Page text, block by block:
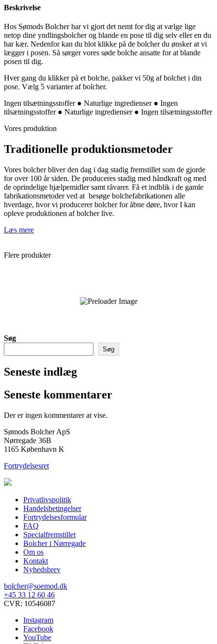
Beskrivelse
Hos Sømods Bolcher har vi gjort det nemt for dig at vælge lige
netop dine yndlingsbolcher og blande en pose til dig selv eller en du
har kær. Nedenfor kan du blot klikke på de bolcher du ønsker at vi
lægger i posen. Så sørger vores søde bolche ansatte for at blande
posen til dig.
Hver gang du klikker på et bolche, pakker vi 50g af bolchet i din
pose. Vælg 5 varianter af bolcher.
Ingen tilsætningsstoffer ● Naturlige ingredienser ● Ingen
tilsætningsstoffer ● Naturlige ingredienser ● Ingen tilsætningsstoffer
Vores produktion
Traditionelle produktionsmetoder
Vores bolcher bliver den dag i dag stadig fremstillet som de gjorde
for over 100 år siden. De produceres stadig med håndkraft og med
de oprindelige hjælpemidler samt råvarer. Få et indblik i de gamle
fabrikationsmetoder ved at besøge bolchefabrikationen alle
hverdage, hvor vi producerer bolcher for åbne døre, hvor I kan
opleve produktionen af bolcher live.
Læs mere
Flere produkter
Pose med Jordbær Slikkepinde
Søg
Søg
Seneste indlæg
Seneste kommentarer
Der er ingen kommentarer at vise.
Sømods Bolcher ApS
Nørregade 36B
1165 København K
Fortrydelsesret
Privatlivspolitik
Handelsbetingelser
Fortrydelsesformular
FAQ
Specialfremstillet
Bolcher i Nørregade
Om os
Kontakt
Nyhedsbrev
bolcher@soemod.dk
+45 33 12 60 46
CVR: 10546087
Instagram
Facebook
YouTube